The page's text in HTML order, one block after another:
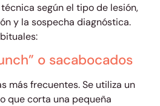
según el tipo de lesión,
y la sospecha diagnóstica.
o sacabocados
más frecuentes. Se utiliza un
que corta una pequeña